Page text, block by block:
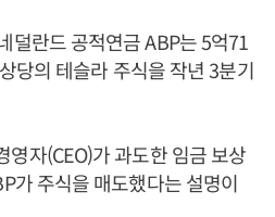
덜란드 공적연금 ABP는 5억71
당의 테슬라 주식을 작년 3분기
영자(CEO)가 과도한 임금 보상
가 주식을 매도했다는 설명이